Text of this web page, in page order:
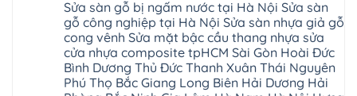
Nội
báo
giá
Dịch
vụ
sửa
chữa
Sửa
sàn
bình
luận
ở
Sửa
chữa
sàn
nhựa
giả
gỗ
Sửa sàn gỗ bị ngấm nước tại Hà Nội Sửa sàn
gỗ công nghiệp tại Hà Nội Sửa sàn nhựa giả gỗ
cong vênh Sửa mặt bậc cầu thang nhựa sửa
cửa nhựa composite tpHCM Sài Gòn Hoài Đức
Bình Dương Thủ Đức Thanh Xuân Thái Nguyên
Phú Thọ Bắc Giang Long Biên Hải Dương Hải